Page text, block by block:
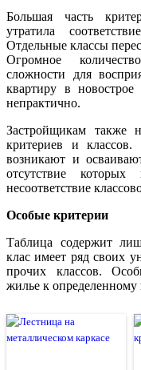
Большая часть
утратила
Отдельные классы
Огромное
сложности для
квартиру в
непрактично.
Застройщикам также
критериев и классов.
возникают и
отсутствие
несоответствие
Особые критерии
Таблица содержит
клас имеет ряд своих
прочих классов.
жилье к определенному